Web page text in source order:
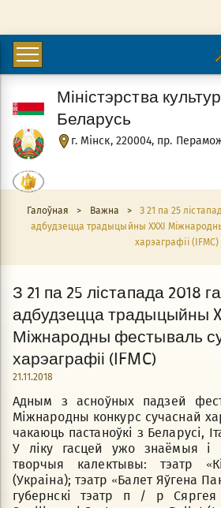
г. Мінск, 220004, пр.
Міністэрства
Беларусь
Галоўная > Важна >
З 21 па 25
адбудзецца традыцыйны XXXI
харэаграфіі (IFMC)
З 21 па 25 лістапада 2018
адбудзецца традыцыйны
Міжнародны фестываль
харэаграфіі (IFMC)
21.11.2018
Адным з асноўных падзей
Міжнародны конкурс сучаснай
чакаюць пастаноўкі з Беларусі,
У ліку гасцей ужо знаёмыя і
творчыя калектывы: тэатр
(Украіна); тэатр «Балет Яўгена
губернскі тэатр п / р Сяргея